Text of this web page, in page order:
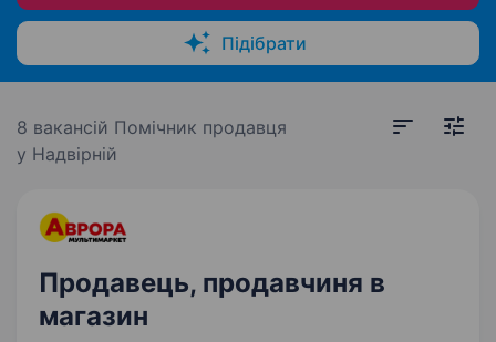
Підібрати
8 вакансій Помічник продавця
у Надвірній
Продавець, продавчиня в
магазин